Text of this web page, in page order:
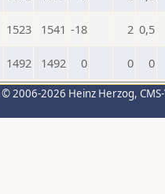
1523 1541 -18 2 0,5
1492 1492 0 0 0
© 2006-2026 Heinz Herzog,